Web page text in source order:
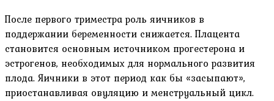
После первого триместра роль яичников в
поддержании беременности снижается. Плацента
становится основным источником прогестерона и
эстрогенов, необходимых для нормального развития
плода. Яичники в этот период как бы «засыпают»,
приостанавливая овуляцию и менструальный цикл.